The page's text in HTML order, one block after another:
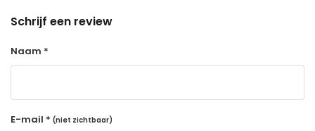
Schrijf een review
Naam *
E-mail * (niet zichtbaar)